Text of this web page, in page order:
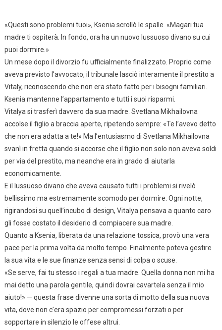
«Questi sono problemi tuoi», Ksenia scrollò le spalle. «Magari tua
madre ti ospiterà. In fondo, ora ha un nuovo lussuoso divano su cui
puoi dormire.»
Un mese dopo il divorzio fu ufficialmente finalizzato. Proprio come
aveva previsto l’avvocato, il tribunale lasciò interamente il prestito a
Vitaly, riconoscendo che non era stato fatto per i bisogni familiari.
Ksenia mantenne l’appartamento e tutti i suoi risparmi.
Vitalya si trasferì davvero da sua madre. Svetlana Mikhailovna
accolse il figlio a braccia aperte, ripetendo sempre: «Te l’avevo detto
che non era adatta a te!» Ma l’entusiasmo di Svetlana Mikhailovna
svanì in fretta quando si accorse che il figlio non solo non aveva soldi
per via del prestito, ma neanche era in grado di aiutarla
economicamente.
E il lussuoso divano che aveva causato tutti i problemi si rivelò
bellissimo ma estremamente scomodo per dormire. Ogni notte,
rigirandosi su quell’incubo di design, Vitalya pensava a quanto caro
gli fosse costato il desiderio di compiacere sua madre.
Quanto a Ksenia, liberata da una relazione tossica, provò una vera
pace per la prima volta da molto tempo. Finalmente poteva gestire
la sua vita e le sue finanze senza sensi di colpa o scuse.
«Se serve, fai tu stesso i regali a tua madre. Quella donna non mi ha
mai detto una parola gentile, quindi dovrai cavartela senza il mio
aiuto!» — questa frase divenne una sorta di motto della sua nuova
vita, dove non c’era spazio per compromessi forzati o per
sopportare in silenzio le offese altrui.